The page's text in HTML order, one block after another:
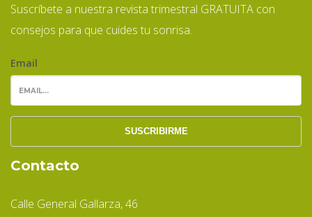
Suscríbete a nuestra revista trimestral GRATUITA con
consejos para que cuides tu sonrisa.
Email
Contacto
Calle General Gallarza, 46